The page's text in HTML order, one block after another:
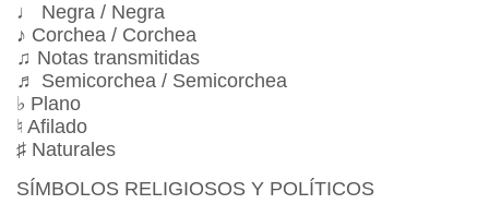
♩ Negra / Negra
♪ Corchea / Corchea
♫ Notas transmitidas
♬ Semicorchea / Semicorchea
♭ Plano
♮ Afilado
♯ Naturales
SÍMBOLOS RELIGIOSOS Y POLÍTICOS